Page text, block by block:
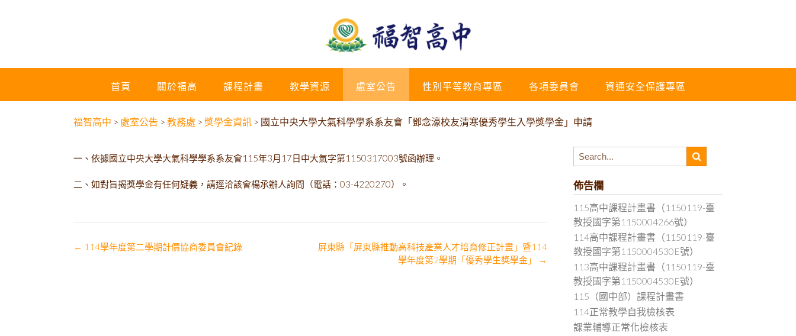
首頁 關於福高 課程計畫 教學資源 處室公告 性別平等教育專區 各項委員會 資通安全保護專區
福智高中 > 處室公告 > 教務處 > 獎學金資訊 > 國立中央大學大氣科學學系系友會「鄧念濠校友清寒優秀學生入學獎學金」申請
一、依據國立中央大學大氣科學學系系友會115年3月17日中大氣字第1150317003號函辦理。
二、如對旨揭獎學金有任何疑義，請逕洽該會楊承辦人詢問（電話：03-4220270）。
Post
屏東縣「屏東縣推動高科技產業人才培育修正計畫」暨114
學年度第2學期「優秀學生獎學金」
→
← 114學年度第二學期計價協商委員會紀錄
佈告欄
115高中課程計畫書（1150119-臺
教授國字第1150004266號）
114高中課程計畫書（1150119-臺
教授國字第1150004530E號）
113高中課程計畫書（1150119-臺
教授國字第1150004530E號）
115（國中部）課程計畫書
114正常教學自我檢核表
課業輔導正常化檢核表